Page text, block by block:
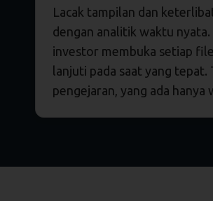
Lacak tampilan dan
dengan analitik waktu
investor membuka setiap
lanjuti pada saat yang tepat.
pengejaran, yang ada hanya